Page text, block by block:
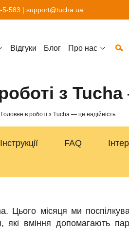
5-583 | support@tucha.ua
Відгуки Блог Про нас
з Tucha
в роботі з Tucha — це надійність
Інструкції FAQ
Цього місяця ми
вміння допомагають